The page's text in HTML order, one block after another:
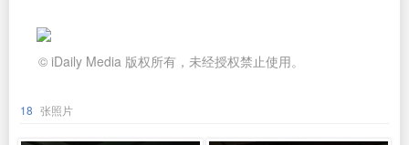
© iDaily Media 版权所有，未经授权禁止使用。
18 张照片